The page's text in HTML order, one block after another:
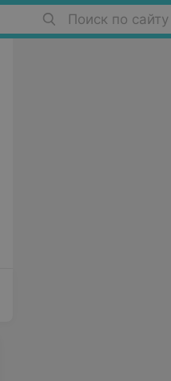
Поиск по сайту